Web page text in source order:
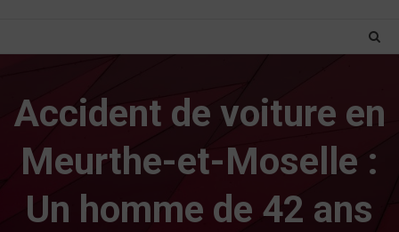
Accident de voiture en
Meurthe-et-Moselle :
Un homme de 42 ans